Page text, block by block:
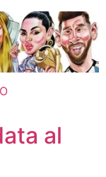
al